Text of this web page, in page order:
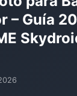
– Guía